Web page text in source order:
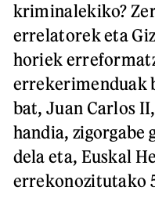
kriminalekiko?
errelatorek eta
horiek
errekerimenduak
bat, Juan Carlos
handia, zigorgabe
dela eta, Euskal
errekonozitutako